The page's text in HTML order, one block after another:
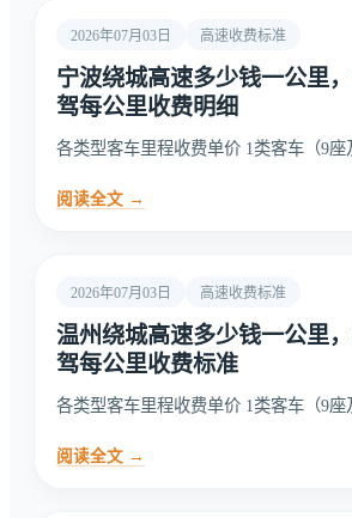
2026年07月03日 高速收费标准
宁波绕城高速多少钱一公里
驾每公里收费明细
各类型客车里程收费单价 1类客车（9座
阅读全文 →
2026年07月03日 高速收费标准
温州绕城高速多少钱一公里
驾每公里收费标准
各类型客车里程收费单价 1类客车（9座
阅读全文 →